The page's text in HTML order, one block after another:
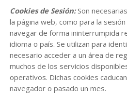
Cookies de Sesión:Son
la página web, como para la
navegar de forma ininterrumpida
idioma o país. Se utilizan para
necesario acceder a un área de
muchos de los servicios
operativos. Dichas cookies
navegador o pasado un mes.